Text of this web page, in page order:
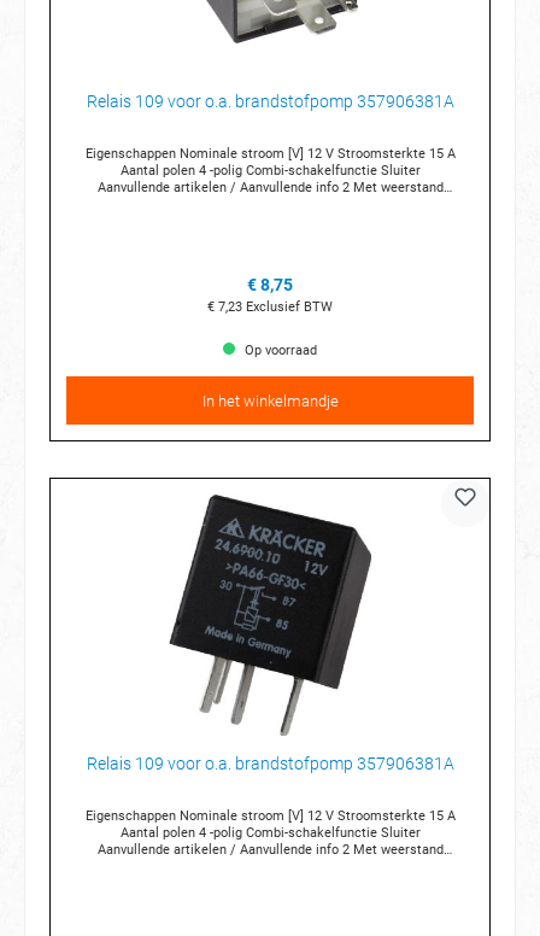
Relais 109 voor o.a. brandstofpomp 357906381A
Eigenschappen Nominale stroom [V] 12 V Stroomsterkte 15 A
Aantal polen 4 -polig Combi-schakelfunctie Sluiter
Aanvullende artikelen / Aanvullende info 2 Met weerstand
€ 8,75
€ 7,23 Exclusief BTW
Op voorraad
In het winkelmandje
Relais 109 voor o.a. brandstofpomp 357906381A
Eigenschappen Nominale stroom [V] 12 V Stroomsterkte 15 A
Aantal polen 4 -polig Combi-schakelfunctie Sluiter
Aanvullende artikelen / Aanvullende info 2 Met weerstand